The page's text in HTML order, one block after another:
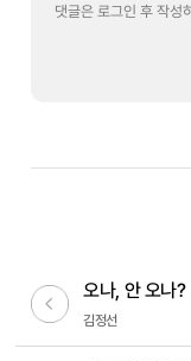
이전글
오나, 안 오나?
김정선